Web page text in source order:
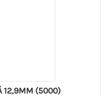
12,9MM (5000)